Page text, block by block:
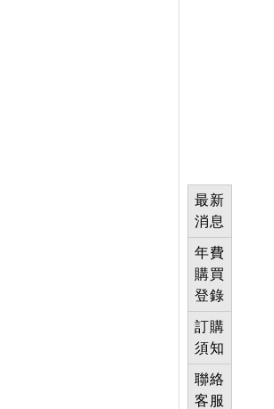
最新
消息
年費
購買
登錄
訂購
須知
聯絡
客服